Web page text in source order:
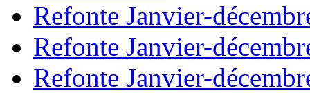
Refonte Janvier-
Refonte Janvier-
Refonte Janvier-